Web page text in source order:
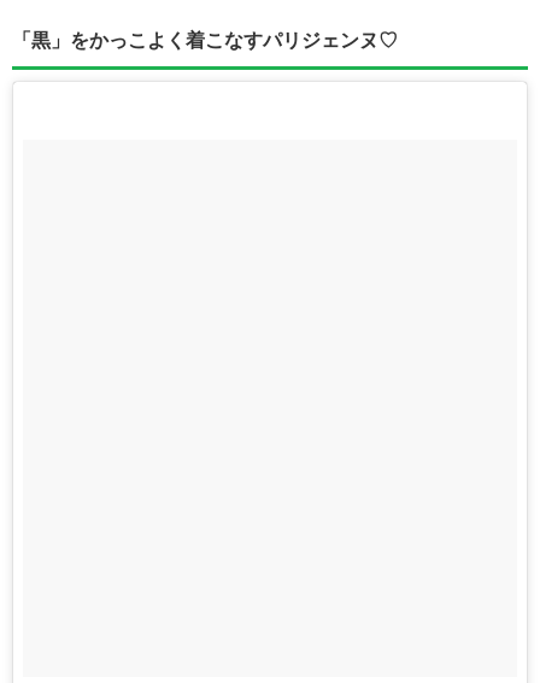
「黒」をかっこよく着こなすパリジェンヌ♡